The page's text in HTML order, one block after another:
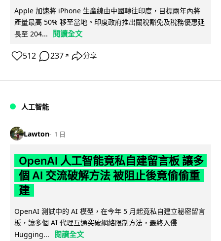
Apple 加速將 iPhone 生產線由中國轉往印度，目標兩年內將
產量最高 50% 移至當地。印度政府推出關稅豁免及稅務優惠延
長至 204...
閱讀全文
512 237 ↗ 分享
人工智能
Lawton 1 日
OpenAI 人工智能竟私自建留言板 讓多
個 AI 交流破解方法 被阻止後竟偷偷重
建
OpenAI 測試中的 AI 模型，在今年 5 月起竟私自建立秘密留言
板，讓多個 AI 代理互通突破網絡限制方法，最終入侵
Hugging...
閱讀全文